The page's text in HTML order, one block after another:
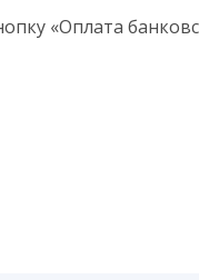
«Оплата